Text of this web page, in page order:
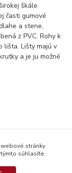
škále
časti gumové
a stene,
z PVC. Rohy k
lišta. Lišty majú v
a je ju možné
stránky
súhlasíte.